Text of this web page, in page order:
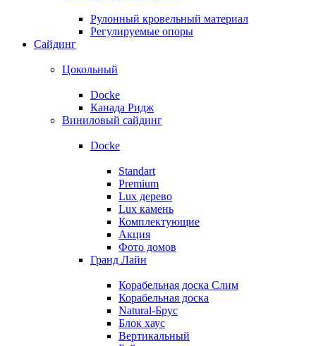
Рулонный кровельный материал
Регулируемые опоры
Сайдинг
Цокольный
Docke
Канада Ридж
Виниловый сайдинг
Docke
Standart
Premium
Lux дерево
Lux камень
Комплектующие
Акция
Фото домов
Гранд Лайн
Корабельная доска Слим
Корабельная доска
Natural-Брус
Блок хаус
Вертикальный